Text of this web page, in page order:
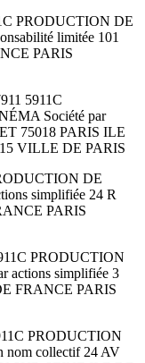
PRODUCTION DE
limitée 101
PARIS
5911C
Société par
75018 PARIS ILE
VILLE DE PARIS
DE
simplifiée 24 R
PARIS
PRODUCTION
actions simplifiée 3
FRANCE PARIS
PRODUCTION
nom collectif 24 AV